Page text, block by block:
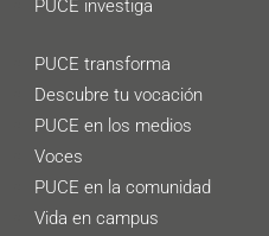
PUCE investiga
PUCE transforma
Descubre tu vocación
PUCE en los medios
Voces
PUCE en la comunidad
Vida en campus